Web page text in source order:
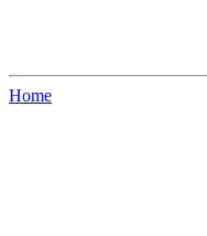
Home